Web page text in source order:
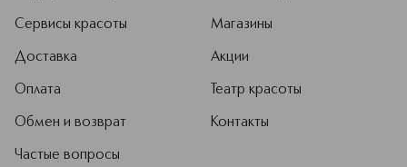
Сервисы красоты
Доставка
Оплата
Обмен и возврат
Частые вопросы
Магазины
Акции
Театр красоты
Контакты